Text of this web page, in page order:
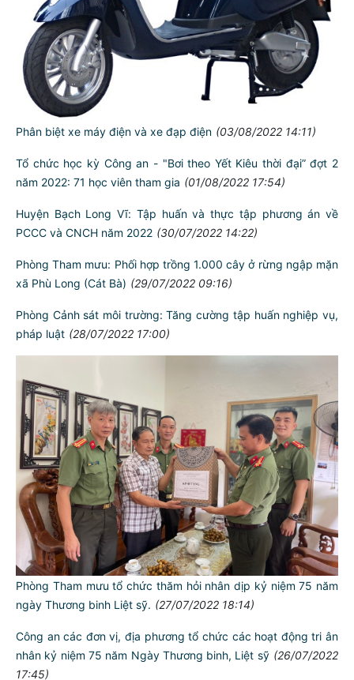
Luật Quản lý, sử dụng VK, VLN, CCHT: Quan điểm chỉ đạo xây
dựng Luật (04/08/2022 07:20)
Tổ chức học kỳ Công an - "Bơi theo Yết Kiêu thời đại” đợt 2
năm 2022: 71 học viên tham gia
(01/08/2022 17:54)
Huyện Bạch Long Vĩ: Tập huấn và thực tập phương án về
PCCC và CNCH năm 2022 (30/07/2022 14:22)